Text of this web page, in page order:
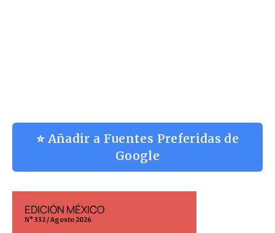
⭐ Añadir a Fuentes Preferidas de
Google
EDICIÓN MÉXICO
N° 332 / Agosto 2026